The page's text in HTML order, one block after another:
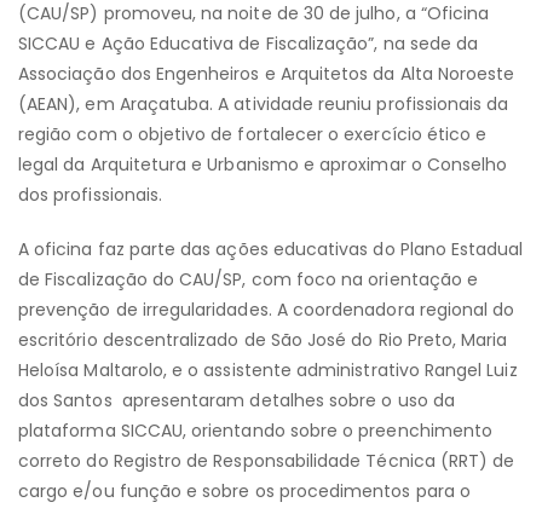
(CAU/SP) promoveu, na noite de 30 de julho, a “Oficina
SICCAU e Ação Educativa de Fiscalização”, na sede da
Associação dos Engenheiros e Arquitetos da Alta Noroeste
(AEAN), em Araçatuba. A atividade reuniu profissionais da
região com o objetivo de fortalecer o exercício ético e
legal da Arquitetura e Urbanismo e aproximar o Conselho
dos profissionais.
A oficina faz parte das ações educativas do Plano Estadual
de Fiscalização do CAU/SP, com foco na orientação e
prevenção de irregularidades. A coordenadora regional do
escritório descentralizado de São José do Rio Preto, Maria
Heloísa Maltarolo, e o assistente administrativo Rangel Luiz
dos Santos apresentaram detalhes sobre o uso da
plataforma SICCAU, orientando sobre o preenchimento
correto do Registro de Responsabilidade Técnica (RRT) de
cargo e/ou função e sobre os procedimentos para o